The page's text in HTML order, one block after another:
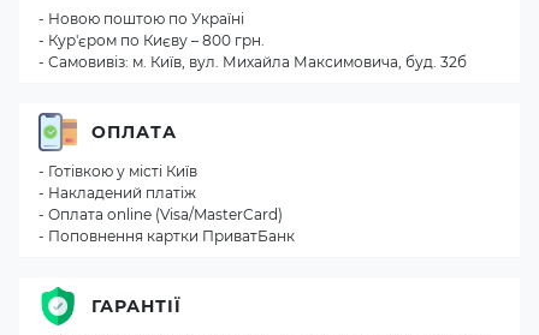
- Новою поштою по Україні
- Кур'єром по Києву – 800 грн.
- Самовивіз: м. Київ, вул. Михайла Максимовича, буд. 32б
ОПЛАТА
- Готівкою у місті Київ
- Накладений платіж
- Оплата online (Visa/MasterCard)
- Поповнення картки ПриватБанк
ГАРАНТІЇ